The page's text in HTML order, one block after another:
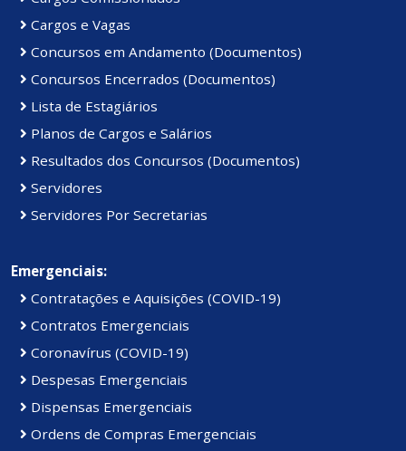
Cargos e Vagas
Concursos em Andamento (Documentos)
Concursos Encerrados (Documentos)
Lista de Estagiários
Planos de Cargos e Salários
Resultados dos Concursos (Documentos)
Servidores
Servidores Por Secretarias
Emergenciais:
Contratações e Aquisições (COVID-19)
Contratos Emergenciais
Coronavírus (COVID-19)
Despesas Emergenciais
Dispensas Emergenciais
Ordens de Compras Emergenciais